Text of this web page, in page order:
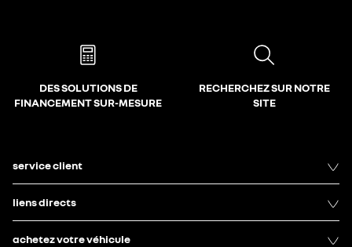
DES SOLUTIONS DE
FINANCEMENT SUR-MESURE
RECHERCHEZ SUR NOTRE
SITE
service client
liens directs
achetez votre véhicule